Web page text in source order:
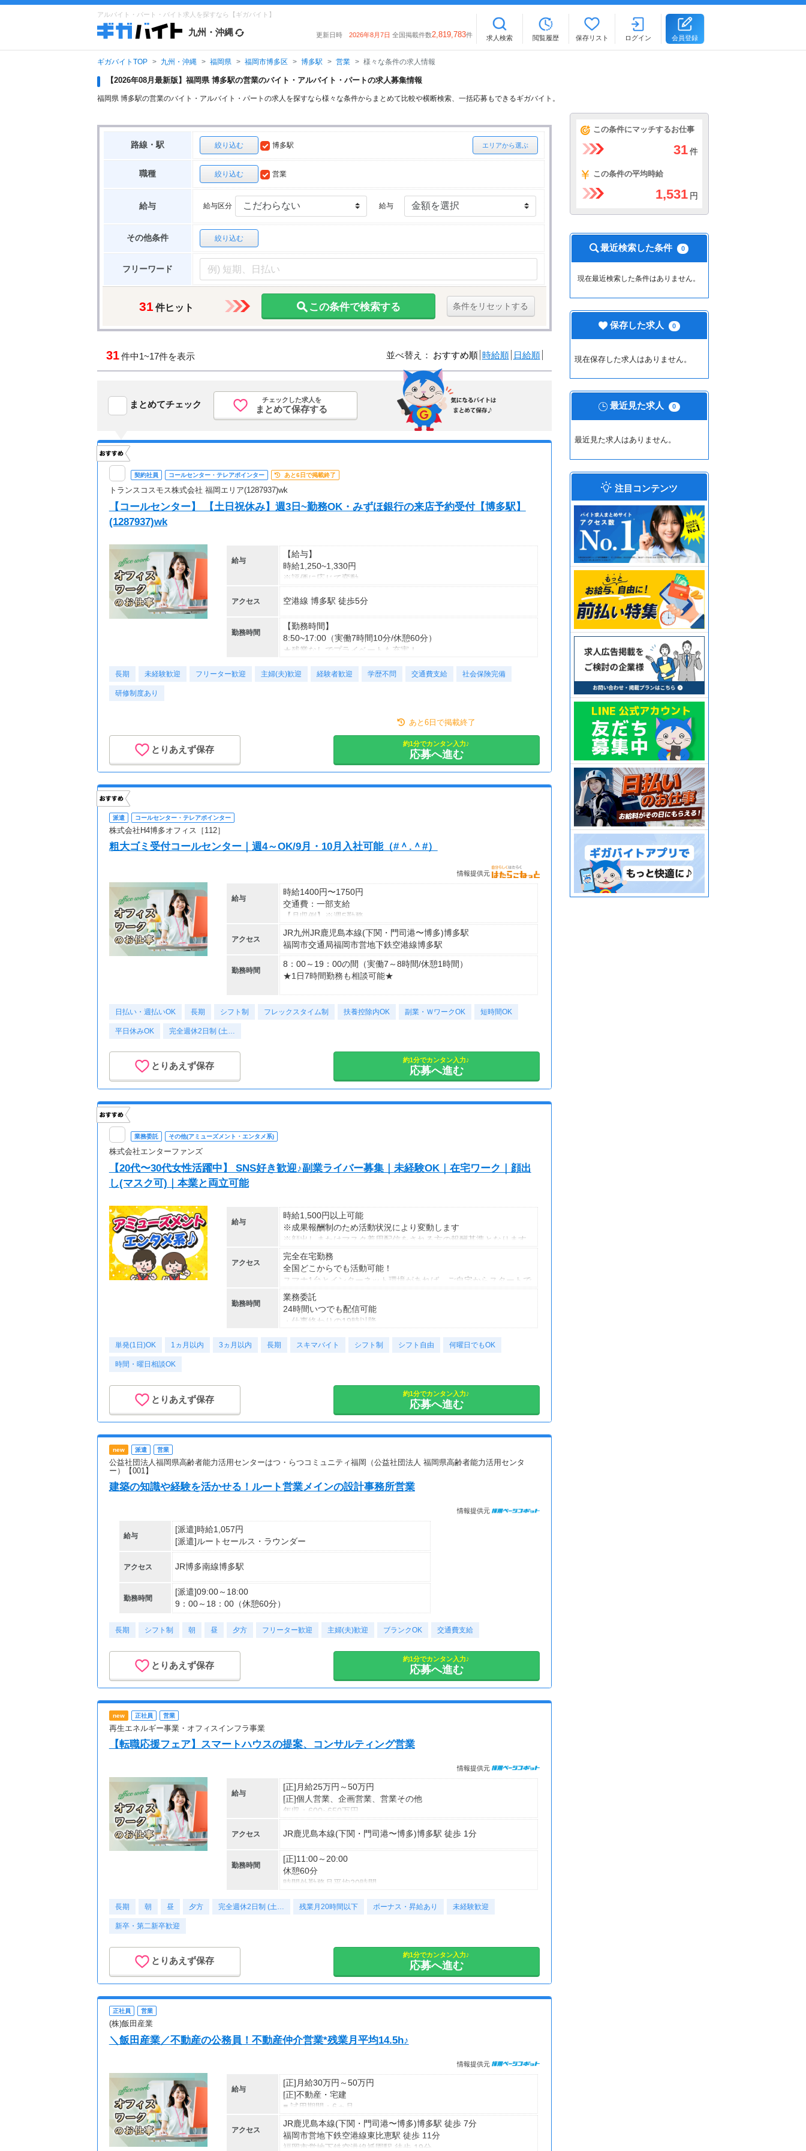
アルバイト・パート・バイト求人を探すなら【ギガバイト】
九州・沖縄 更新日時 2026年8月7日 全国掲載件数2,819,783件 求人検索 閲覧履歴 保存リスト ログイン 会員登録
ギガバイトTOP 九州・沖縄 福岡県 福岡市博多区 博多駅 営業 様々な条件の求人情報
【2026年08月最新版】福岡県 博多駅の営業のバイト・アルバイト・パートの求人募集情報
福岡県 博多駅の営業のバイト・アルバイト・パートの求人を探すなら様々な条件からまとめて比較や横断検索、一括応募もできるギガバイト。
路線・駅 絞り込む エリアから選ぶ
博多駅
職種 絞り込む 営業
給与 給与区分 給与
その他条件 絞り込む
フリーワード
31 件ヒット この条件で検索する 条件をリセットする
31件中1~17件を表示 並べ替え： おすすめ順 時給順 日給順
まとめてチェック チェックした求人を
まとめて保存する
契約社員 コールセンター・テレアポインター あと6日で掲載終了
トランスコスモス株式会社 福岡エリア(1287937)wk
【コールセンター】 【土日祝休み】週3日~勤務OK・みずほ銀行の来店予約受付【博多駅】
(1287937)wk
給与
【給与】
時給1,250~1,330円
※評価に応じて変動
★交通費規定支給：上限50,000円/月
【月収例~週5日勤務の場合~】
時給1,250円×実働7時間10分×20日
＝17万9,250円+交通費
アクセス 空港線 博多駅 徒歩5分
勤務時間
【勤務時間】
8:50~17:00（実働7時間10分/休憩60分）
★残業なしでプライベートも充実！
完全週休2日制(土日祝休み)
長期 未経験歓迎 フリーター歓迎 主婦(夫)歓迎 経験者歓迎 学歴不問 交通費支給 社会保険完備
研修制度あり
とりあえず保存
あと6日で掲載終了
約1分でカンタン入力♪
応募へ進む
派遣 コールセンター・テレアポインター
株式会社H4博多オフィス［112］
粗大ゴミ受付コールセンター｜週4～OK/9月・10月入社可能（#＾.＾#）
情報提供元
給与
時給1400円〜1750円
交通費：一部支給
【月収例】※週5勤務
23万5,200円（時給1400円×8時間）×21日＋交通費
◇交通費一部支給（規定あり）
◇日払い・週払いOK！（規定あり）
アクセス
JR九州JR鹿児島本線(下関・門司港〜博多)博多駅
福岡市交通局福岡市営地下鉄空港線博多駅
勤務時間
8：00～19：00の間（実働7～8時間/休憩1時間）
★1日7時間勤務も相談可能★
（1）8：00～17：00
日払い・週払いOK 長期 シフト制 フレックスタイム制 扶養控除内OK 副業・ＷワークOK 短時間OK
平日休みOK 完全週休2日制 (土…
とりあえず保存
約1分でカンタン入力♪
応募へ進む
業務委託 その他(アミューズメント・エンタメ系)
株式会社エンターファンズ
【20代〜30代女性活躍中】 SNS好き歓迎♪副業ライバー募集｜未経験OK｜在宅ワーク｜顔出
し(マスク可)｜本業と両立可能
給与
時給1,500円以上可能
※成果報酬制のため活動状況により変動します
※顔出しまたはマスク着用配信をされる方の報酬基準となります
【収入例】
■事務職Aさん（週3日・月50時間程度）
月収8万円～15万円
■営業職Bさん（週4日・月80時間程度）
月収15万円～25万円
■主婦Cさん（月100時間程度）
本業や家庭と両立しながら副業として活動されています。
アクセス
完全在宅勤務
全国どこからでも活動可能！
スマホ1台とインターネット環境があれば、ご自宅からスタートで
きます。
通勤時間ゼロだから、本業やプライベートとの両立もラクラク♪
勤務時間
業務委託
24時間いつでも配信可能
・仕事終わりの19時以降
・スキマ時間だけ
安定した活動を目指す方には、月30〜50時間以上の配信を推奨し
単発(1日)OK 1ヵ月以内 3ヵ月以内 長期 スキマバイト シフト制 シフト自由 何曜日でもOK
時間・曜日相談OK
とりあえず保存
約1分でカンタン入力♪
応募へ進む
new 派遣 営業
公益社団法人福岡県高齢者能力活用センターはつ・らつコミュニティ福岡（公益社団法人 福岡県高齢者能力活用センタ
ー）【001】
建築の知識や経験を活かせる！ルート営業メインの設計事務所営業
情報提供元
給与
[派遣]時給1,057円
[派遣]ルートセールス・ラウンダー
アクセス JR博多南線博多駅
勤務時間
[派遣]09:00～18:00
9：00～18：00（休憩60分）
長期 シフト制 朝 昼 夕方 フリーター歓迎 主婦(夫)歓迎 ブランクOK 交通費支給
とりあえず保存
約1分でカンタン入力♪
応募へ進む
new 正社員 営業
再生エネルギー事業・オフィスインフラ事業
【転職応援フェア】スマートハウスの提案、コンサルティング営業
情報提供元
給与
[正]月給25万円～50万円
[正]個人営業、企画営業、営業その他
年収：600~650万円
賞与：（7月、12月）※業績により変動
昇給：業績による
交通費別途支給
上限20,000円/月
試用期間
アクセス JR鹿児島本線(下関・門司港〜博多)博多駅 徒歩 1分
勤務時間
[正]11:00～20:00
休憩60分
時間外勤務月平均20時間
の出勤も可）
長期 朝 昼 夕方 完全週休2日制 (土… 残業月20時間以下 ボーナス・昇給あり 未経験歓迎
新卒・第二新卒歓迎
とりあえず保存
約1分でカンタン入力♪
応募へ進む
正社員 営業
(株)飯田産業
＼飯田産業／不動産の公務員！不動産仲介営業*残業月平均14.5h♪
情報提供元
給与
[正]月給30万円～50万円
[正]不動産・宅建
■ 試用期間：6ヵ月
※期間中の給与：月給30万円～50万円（本採用時と同条件）
※期間中の雇用形態：正社員（本採用時と同条件）
アクセス
JR鹿児島本線(下関・門司港〜博多)博多駅 徒歩 7分
福岡市営地下鉄空港線東比恵駅 徒歩 11分
福岡市営地下鉄空港線祇園駅 徒歩 19分
この条件にマッチするお仕事
31 件
この条件の平均時給
1,531 円
最近検索した条件 0
現在最近検索した条件はありません。
保存した求人 0
現在保存した求人はありません。
最近見た求人 0
最近見た求人はありません。
注目コンテンツ